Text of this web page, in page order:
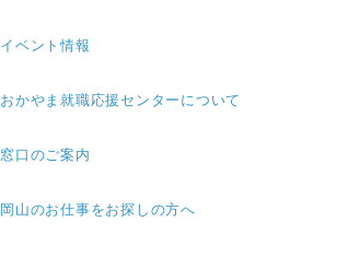
イベント情報
おかやま就職応援センターについて
窓口のご案内
岡山のお仕事をお探しの方へ